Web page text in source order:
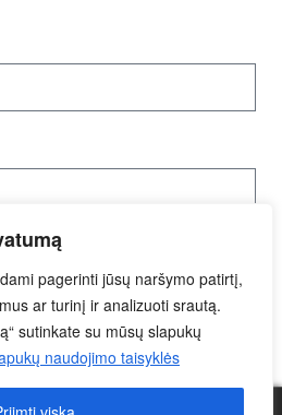
pagerinti jūsų naršymo patirtį,
ar turinį ir analizuoti srautą.
sutinkate su mūsų slapukų
naudojimo taisyklės
Užklausą